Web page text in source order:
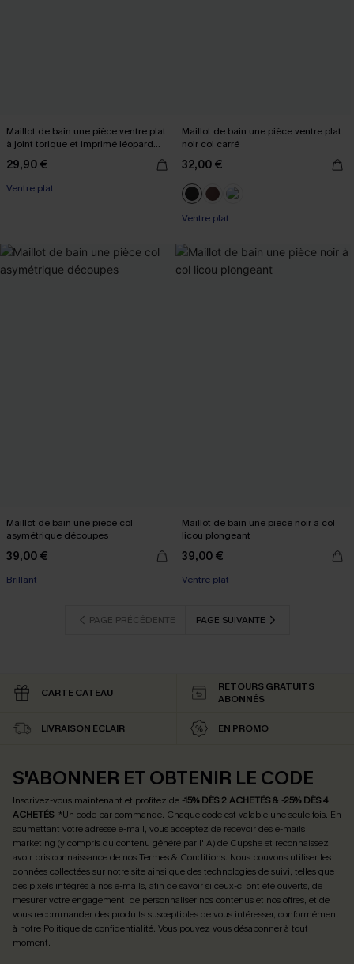
Maillot de bain une pièce ventre plat
à joint torique et imprimé léopard
29,90 €
Ventre plat
Maillot de bain une pièce ventre plat
noir col carré
32,00 €
Ventre plat
Maillot de bain une pièce col
asymétrique découpes
39,00 €
Brillant
Maillot de bain une pièce noir à col
licou plongeant
39,00 €
Ventre plat
PAGE PRÉCÉDENTE PAGE SUIVANTE
CARTE CATEAU
RETOURS GRATUITS
ABONNÉS
LIVRAISON ÉCLAIR EN PROMO
S'ABONNER ET OBTENIR LE CODE
Inscrivez-vous maintenant et profitez de -15% DÈS 2 ACHETÉS & -25% DÈS 4
ACHETÉS! *Un code par commande. Chaque code est valable une seule fois. En
soumettant votre adresse e-mail, vous acceptez de recevoir des e-mails
marketing (y compris du contenu généré par l'IA) de Cupshe et reconnaissez
avoir pris connaissance de nosTermes & Conditions. Nous pouvons utiliser les
données collectées sur notre site ainsi que des technologies de suivi, telles que
des pixels intégrés à nos e-mails, afin de savoir si ceux-ci ont été ouverts, de
mesurer votre engagement, de personnaliser nos contenus et nos offres, et de
vous recommander des produits susceptibles de vous intéresser, conformément
à notre Politique de confidentialité. Vous pouvez vous désabonner à tout
moment.